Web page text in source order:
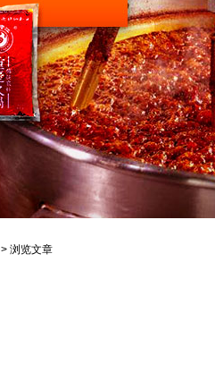
> 浏览文章